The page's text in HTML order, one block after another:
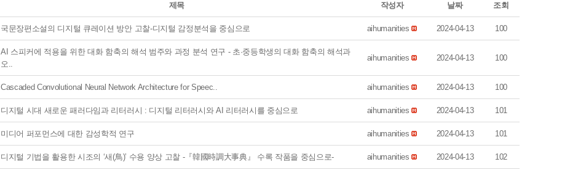
제목 작성자 날짜 조회
국문장편소설의 디지털 큐레이션 방안 고찰-디지털 감정분석을 중심으로 aihumanities 2024-04-13 100
AI 스피커에 적용을 위한 대화 함축의 해석 범주와 과정 분석 연구 - 초·중등학생의 대화 함축의 해석과
오..
aihumanities 2024-04-13 100
Cascaded Convolutional Neural Network Architecture for Speec.. aihumanities 2024-04-13 100
디지털 시대 새로운 패러다임과 리터러시 : 디지털 리터러시와 AI 리터러시를 중심으로 aihumanities 2024-04-13 101
미디어 퍼포먼스에 대한 감성학적 연구 aihumanities 2024-04-13 101
디지털 기법을 활용한 시조의 ‘새(鳥)’ 수용 양상 고찰 -『韓國時調大事典』 수록 작품을 중심으로- aihumanities 2024-04-13 102